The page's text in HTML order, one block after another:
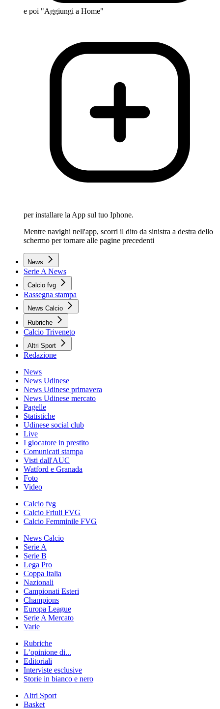
e poi "Aggiungi a Home"
per installare la App sul tuo Iphone.
Mentre navighi nell'app, scorri il dito da sinistra a destra dello
schermo per tornare alle pagine precedenti
News
Serie A News
Calcio fvg
Rassegna stampa
News Calcio
Rubriche
Calcio Triveneto
Altri Sport
Redazione
News
News Udinese
News Udinese primavera
News Udinese mercato
Pagelle
Statistiche
Udinese social club
Live
I giocatore in prestito
Comunicati stampa
Visti dall'AUC
Watford e Granada
Foto
Video
Calcio fvg
Calcio Friuli FVG
Calcio Femminile FVG
News Calcio
Serie A
Serie B
Lega Pro
Coppa Italia
Nazionali
Campionati Esteri
Champions
Europa League
Serie A Mercato
Varie
Rubriche
L’opinione di...
Editoriali
Interviste esclusive
Storie in bianco e nero
Altri Sport
Basket